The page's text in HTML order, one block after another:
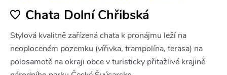
Chata Dolní Chřibská
Stylová kvalitně zařízená chata k pronájmu leží na
neoploceném pozemku (vířivka, trampolína, terasa) na
polosamotě na okraji obce v turisticky přitažlivé krajině